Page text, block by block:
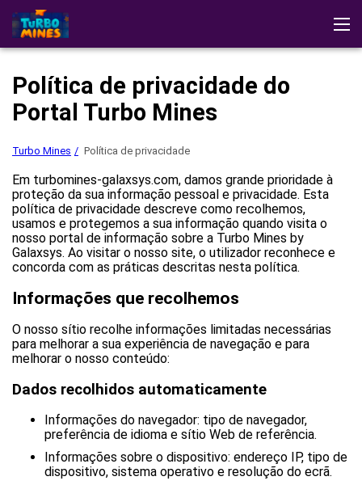
Estratégias
Jogar no casino
Política de privacidade do
Portal Turbo Mines
Turbo Mines Política de privacidade
Em turbomines-galaxsys.com, damos grande prioridade à
proteção da sua informação pessoal e privacidade. Esta
política de privacidade descreve como recolhemos,
usamos e protegemos a sua informação quando visita o
nosso portal de informação sobre a Turbo Mines by
Galaxsys. Ao visitar o nosso site, o utilizador reconhece e
concorda com as práticas descritas nesta política.
Informações que recolhemos
O nosso sítio recolhe informações limitadas necessárias
para melhorar a sua experiência de navegação e para
melhorar o nosso conteúdo:
Dados recolhidos automaticamente
Informações do navegador: tipo de navegador,
preferência de idioma e sítio Web de referência.
Informações sobre o dispositivo: endereço IP, tipo de
dispositivo, sistema operativo e resolução do ecrã.